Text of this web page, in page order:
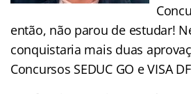
então, não parou de estudar!
conquistaria mais duas
Concursos SEDUC GO e VISA